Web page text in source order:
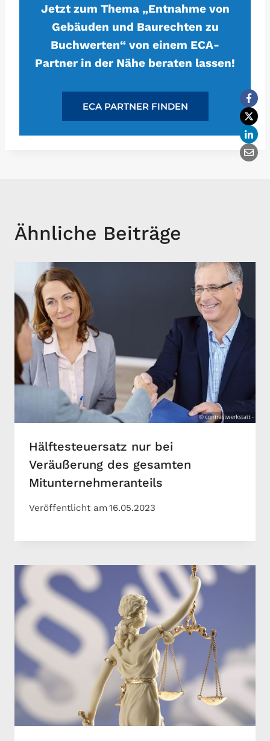
Jetzt zum Thema „Entnahme von
Gebäuden und Baurechten zu
Buchwerten“ von einem ECA-
Partner in der Nähe beraten lassen!
ECA PARTNER FINDEN
Ähnliche Beiträge
Hälftesteuersatz nur bei
Veräußerung des gesamten
Mitunternehmeranteils
Veröffentlicht am16.05.2023